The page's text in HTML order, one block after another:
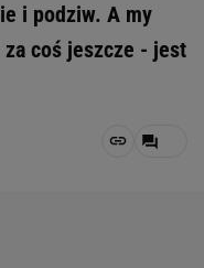
i podziw. A my
coś jeszcze - jest